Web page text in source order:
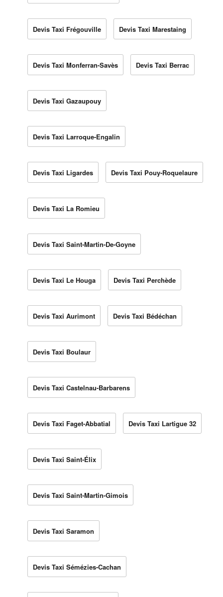
Devis Taxi Frégouville Devis Taxi Marestaing
Devis Taxi Monferran-Savès Devis Taxi Berrac
Devis Taxi Gazaupouy
Devis Taxi Larroque-Engalin
Devis Taxi Ligardes Devis Taxi Pouy-Roquelaure
Devis Taxi La Romieu
Devis Taxi Saint-Martin-De-Goyne
Devis Taxi Le Houga Devis Taxi Perchède
Devis Taxi Aurimont Devis Taxi Bédéchan
Devis Taxi Boulaur
Devis Taxi Castelnau-Barbarens
Devis Taxi Faget-Abbatial Devis Taxi Lartigue 32
Devis Taxi Saint-Élix
Devis Taxi Saint-Martin-Gimois
Devis Taxi Saramon
Devis Taxi Sémézies-Cachan